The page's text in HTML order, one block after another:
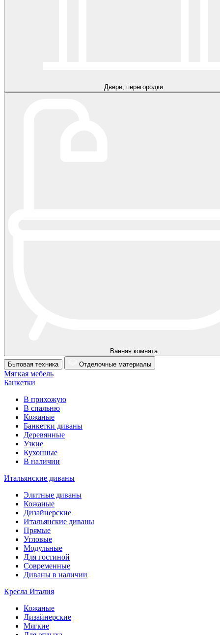
Двери, перегородки
Ванная комната
Бытовая техника
Отделочные материалы
Мягкая мебель
Банкетки
В прихожую
В спальню
Кожаные
Банкетки диваны
Деревянные
Узкие
Кухонные
В наличии
Итальянские диваны
Элитные диваны
Кожаные
Дизайнерские
Итальянские диваны
Прямые
Угловые
Модульные
Для гостиной
Современные
Диваны в наличии
Кресла Италия
Кожаные
Дизайнерские
Мягкие